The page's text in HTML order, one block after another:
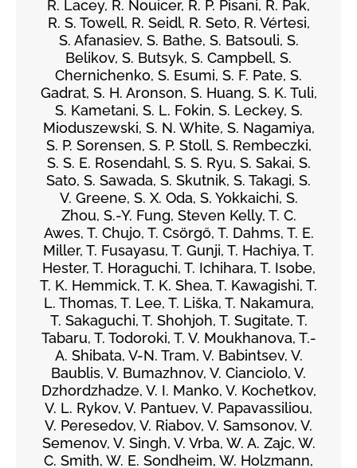
R. Lacey, R. Nouicer, R. P. Pisani, R. Pak,
R. S. Towell, R. Seidl, R. Seto, R. Vértesi,
S. Afanasiev, S. Bathe, S. Batsouli, S.
Belikov, S. Butsyk, S. Campbell, S.
Chernichenko, S. Esumi, S. F. Pate, S.
Gadrat, S. H. Aronson, S. Huang, S. K. Tuli,
S. Kametani, S. L. Fokin, S. Leckey, S.
Mioduszewski, S. N. White, S. Nagamiya,
S. P. Sorensen, S. P. Stoll, S. Rembeczki,
S. S. E. Rosendahl, S. S. Ryu, S. Sakai, S.
Sato, S. Sawada, S. Skutnik, S. Takagi, S.
V. Greene, S. X. Oda, S. Yokkaichi, S.
Zhou, S.-Y. Fung, Steven Kelly, T. C.
Awes, T. Chujo, T. Csörgő, T. Dahms, T. E.
Miller, T. Fusayasu, T. Gunji, T. Hachiya, T.
Hester, T. Horaguchi, T. Ichihara, T. Isobe,
T. K. Hemmick, T. K. Shea, T. Kawagishi, T.
L. Thomas, T. Lee, T. Liška, T. Nakamura,
T. Sakaguchi, T. Shohjoh, T. Sugitate, T.
Tabaru, T. Todoroki, T. V. Moukhanova, T.-
A. Shibata, V-N. Tram, V. Babintsev, V.
Baublis, V. Bumazhnov, V. Cianciolo, V.
Dzhordzhadze, V. I. Manko, V. Kochetkov,
V. L. Rykov, V. Pantuev, V. Papavassiliou,
V. Peresedov, V. Riabov, V. Samsonov, V.
Semenov, V. Singh, V. Vrba, W. A. Zajc, W.
C. Smith, W. E. Sondheim, W. Holzmann,